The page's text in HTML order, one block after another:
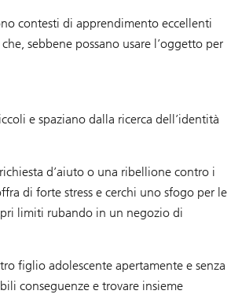
contesti di apprendimento eccellenti
sebbene possano usare l’oggetto per
e spaziano dalla ricerca dell’identità
d’aiuto o una ribellione contro i
di forte stress e cerchi uno sfogo per le
limiti rubando in un negozio di
figlio adolescente apertamente e senza
conseguenze e trovare insieme